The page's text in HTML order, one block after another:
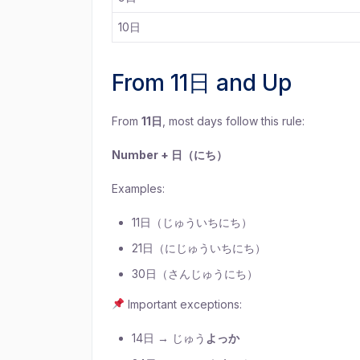
10日
From 11日 and Up
From 11日 , most days follow this rule:
Number + 日（にち）
Examples:
11日（じゅういちにち）
21日（にじゅういちにち）
30日（さんじゅうにち）
Important exceptions:
14日 → じゅう よっか